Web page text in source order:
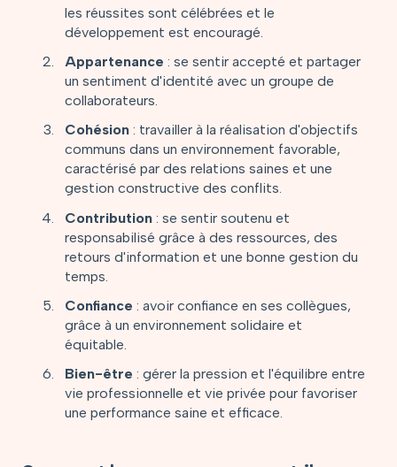
les réussites sont célébrées et le
développement est encouragé.
Appartenance : se sentir accepté et partager
un sentiment d'identité avec un groupe de
collaborateurs.
Cohésion : travailler à la réalisation d'objectifs
communs dans un environnement favorable,
caractérisé par des relations saines et une
gestion constructive des conflits.
Contribution : se sentir soutenu et
responsabilisé grâce à des ressources, des
retours d'information et une bonne gestion du
temps.
Confiance : avoir confiance en ses collègues,
grâce à un environnement solidaire et
équitable.
Bien-être : gérer la pression et l'équilibre entre
vie professionnelle et vie privée pour favoriser
une performance saine et efficace.